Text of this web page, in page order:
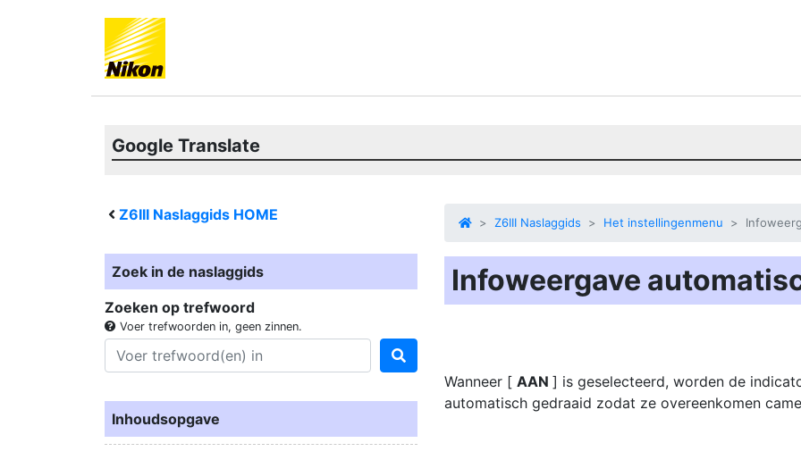
Google Translate
Z6III Naslaggids HOME
Zoek in de naslaggids
Zoeken op trefwoord
Voer trefwoorden in, geen zinnen.
Inhoudsopgave
Z6III Naslaggids Het instellingenmenu
Infoweergave
Wanneer [ AAN ] is geselecteerd, worden de
automatisch gedraaid zodat ze overeenkomen